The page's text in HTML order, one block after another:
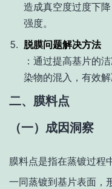
造成真空度过度下
强度。
脱膜问题解决方法
：通过提高基片的
染物的混入，有效解
二、膜料点
（一）成因洞察
膜料点是指在蒸镀过程
一同蒸镀到基片表面，